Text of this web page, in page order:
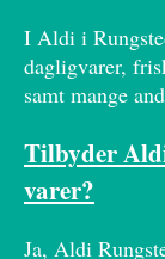
I Aldi i
dagligvarer,
samt mange
Tilbyder
varer?
Ja, Aldi